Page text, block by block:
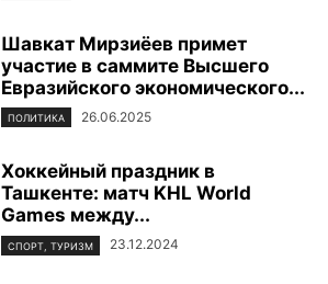
Шавкат Мирзиёев примет
участие в саммите Высшего
Евразийского экономического...
ПОЛИТИКА 26.06.2025
Хоккейный праздник в
Ташкенте: матч KHL World
Games между...
СПОРТ, ТУРИЗМ 23.12.2024